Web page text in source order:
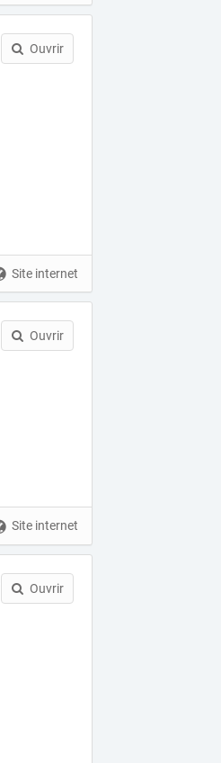
Ouvrir
Site internet
Ouvrir
Site internet
Ouvrir